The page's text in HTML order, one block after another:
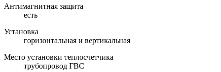
Антимагнитная защита
есть
Установка
горизонтальная и вертикальная
Место установки теплосчетчика
трубопровод ГВС